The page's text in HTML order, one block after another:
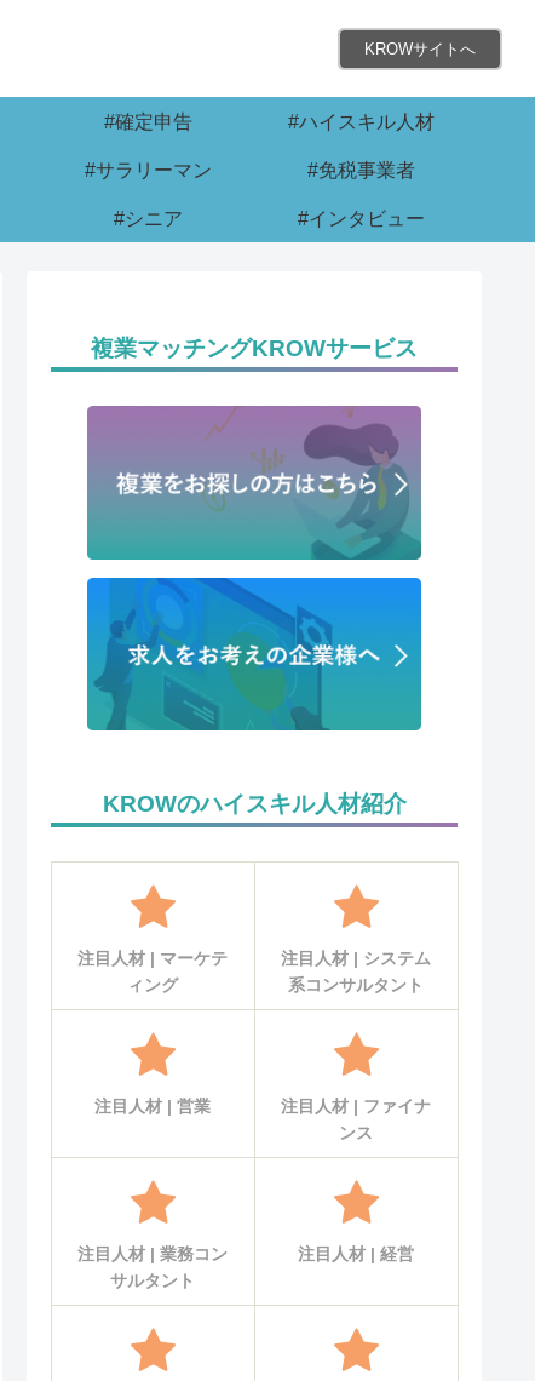
KROWサイトへ
#確定申告 #ハイスキル人材
#サラリーマン #免税事業者
#シニア #インタビュー
複業マッチングKROWサービス
KROWのハイスキル人材紹介
注目人材 | マーケテ
ィング
注目人材 | システム
系コンサルタント
注目人材 | 営業
注目人材 | ファイナ
ンス
注目人材 | 業務コン
サルタント
注目人材 | 経営